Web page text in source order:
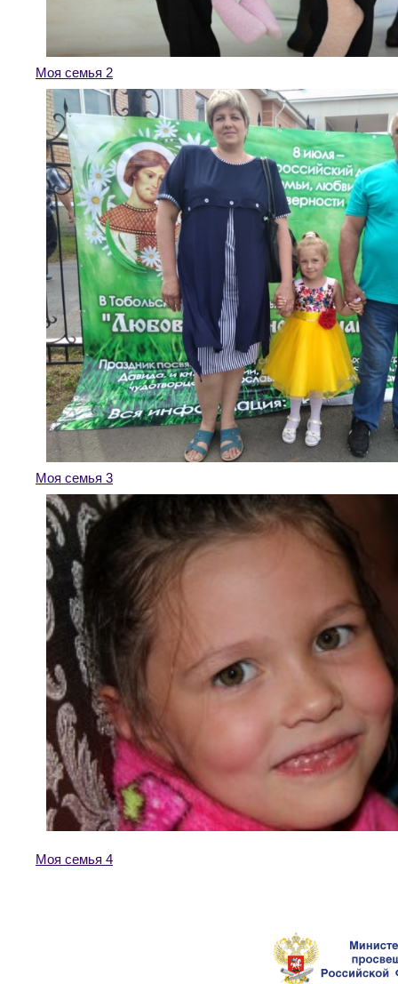
Моя семья 2
Моя семья 3
Моя семья 4